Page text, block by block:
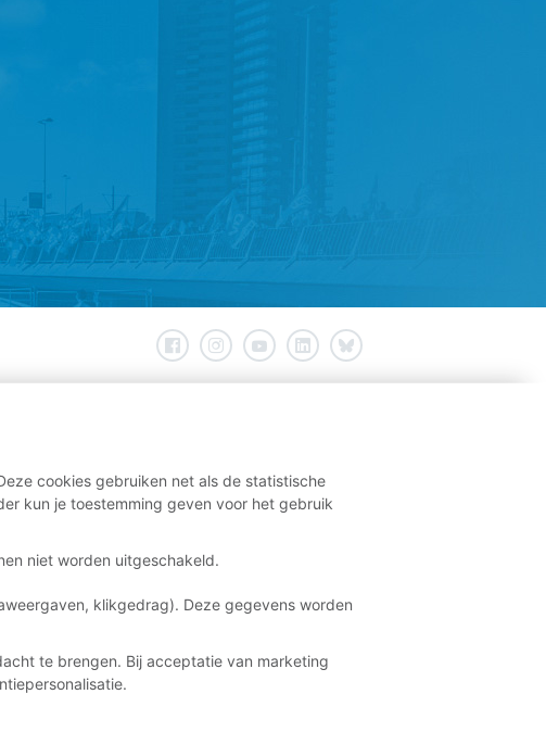
cookies gebruiken net als de statistische
kun je toestemming geven voor het gebruik
niet worden uitgeschakeld.
klikgedrag). Deze gegevens worden
te brengen. Bij acceptatie van marketing